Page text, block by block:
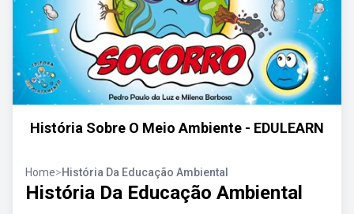
História Sobre O Meio Ambiente - EDULEARN
Home>História Da Educação Ambiental
História Da Educação Ambiental